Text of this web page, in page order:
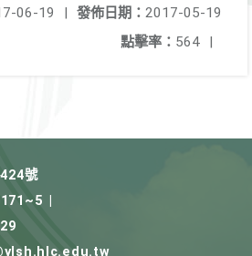
發佈日期： 2017-05-19
06-19
|
點擊率： 564 |
號